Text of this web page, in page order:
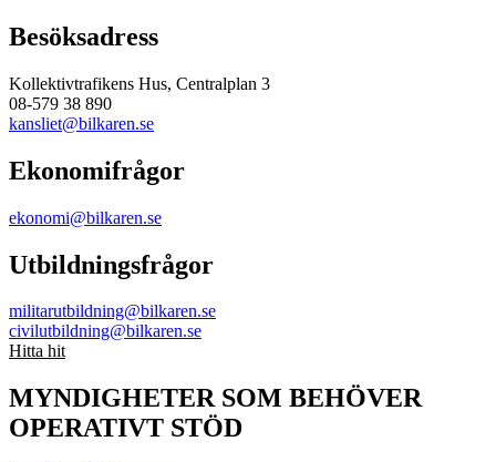
Besöksadress
Kollektivtrafikens Hus, Centralplan 3
08-579 38 890
kansliet@bilkaren.se
Ekonomifrågor
ekonomi@bilkaren.se
Utbildningsfrågor
militarutbildning@bilkaren.se
civilutbildning@bilkaren.se
Hitta hit
MYNDIGHETER SOM BEHÖVER
OPERATIVT STÖD